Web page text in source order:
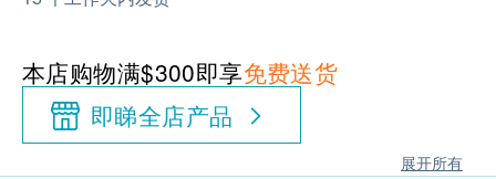
本店购物满$300即享免费送货
即睇全店产品
展开所有